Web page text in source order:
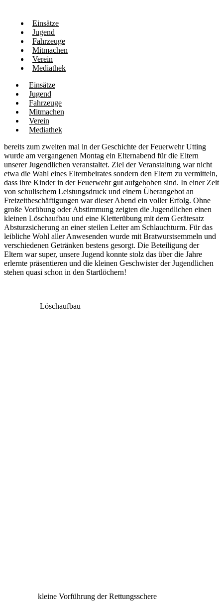
Einsätze
Jugend
Fahrzeuge
Mitmachen
Verein
Mediathek
Einsätze
Jugend
Fahrzeuge
Mitmachen
Verein
Mediathek
bereits zum zweiten mal in der Geschichte der Feuerwehr Utting
wurde am vergangenen Montag ein Elternabend für die Eltern
unserer Jugendlichen veranstaltet. Ziel der Veranstaltung war nicht
etwa die Wahl eines Elternbeirates sondern den Eltern zu vermitteln,
dass ihre Kinder in der Feuerwehr gut aufgehoben sind. In einer Zeit
von schulischem Leistungsdruck und einem Überangebot an
Freizeitbeschäftigungen war dieser Abend ein voller Erfolg. Ohne
große Vorübung oder Abstimmung zeigten die Jugendlichen einen
kleinen Löschaufbau und eine Kletterübung mit dem Gerätesatz
Absturzsicherung an einer steilen Leiter am Schlauchturm. Für das
leibliche Wohl aller Anwesenden wurde mit Bratwurstsemmeln und
verschiedenen Getränken bestens gesorgt. Die Beteiligung der
Eltern war super, unsere Jugend konnte stolz das über die Jahre
erlernte präsentieren und die kleinen Geschwister der Jugendlichen
stehen quasi schon in den Startlöchern!
Löschaufbau
kleine Vorführung der Rettungsschere